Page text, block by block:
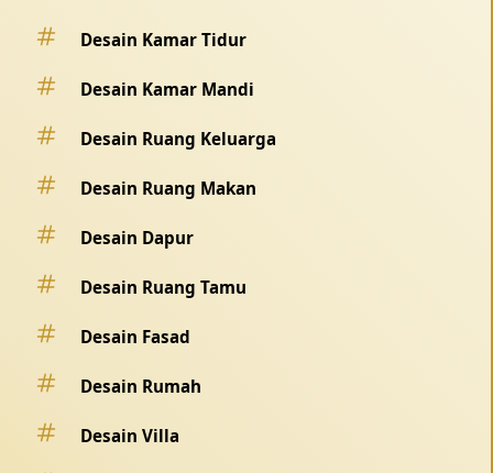
Desain Kamar Tidur
Desain Kamar Mandi
Desain Ruang Keluarga
Desain Ruang Makan
Desain Dapur
Desain Ruang Tamu
Desain Fasad
Desain Rumah
Desain Villa